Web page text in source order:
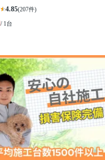
4.85(207件)
/ 1台